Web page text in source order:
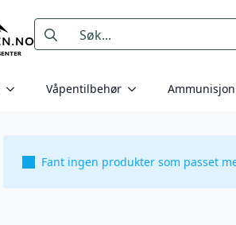
Search
for:
Våpentilbehør Ammunisjon
Fant ingen produkter som passet